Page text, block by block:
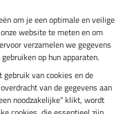
om je een optimale en veilige
website te meten en om
verzamelen we gegevens
op hun apparaten.
van cookies en de
van de gegevens aan
noodzakelijke" klikt, wordt